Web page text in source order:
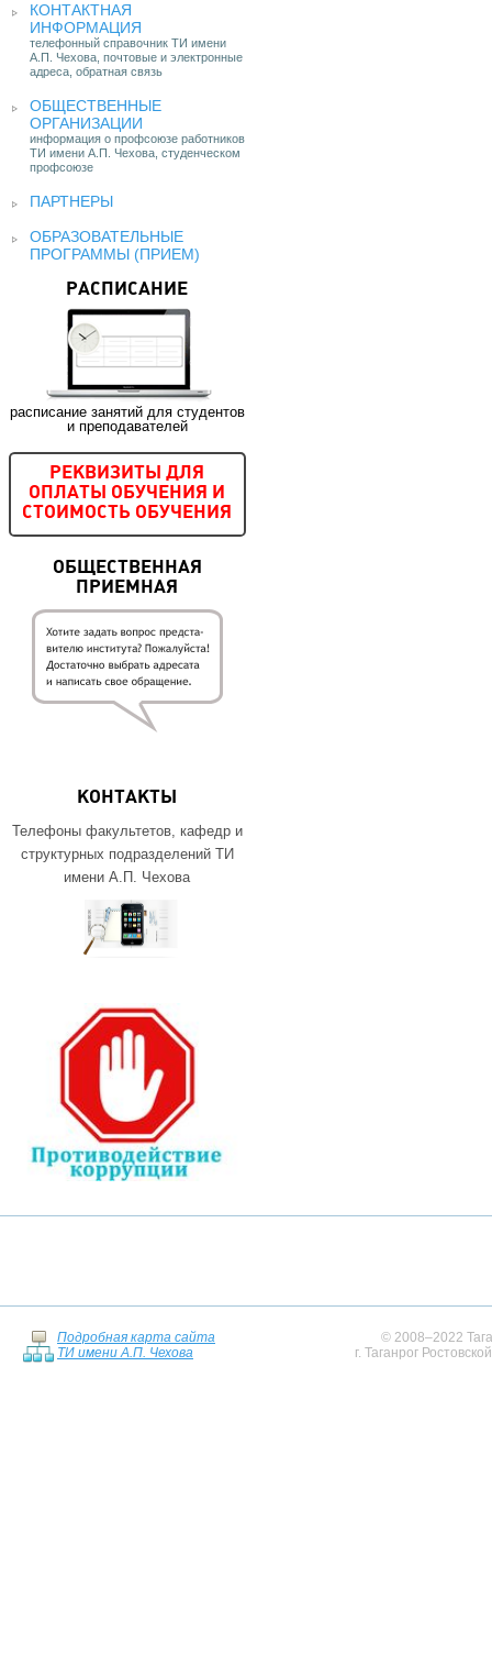
КОНТАКТНАЯ
ИНФОРМАЦИЯ
телефонный справочник ТИ имени
А.П. Чехова, почтовые и электронные
адреса, обратная связь
ОБЩЕСТВЕННЫЕ
ОРГАНИЗАЦИИ
информация о профсоюзе работников
ТИ имени А.П. Чехова, студенческом
профсоюзе
ПАРТНЕРЫ
ОБРАЗОВАТЕЛЬНЫЕ
ПРОГРАММЫ (ПРИЕМ)
РАСПИСАНИЕ
расписание занятий для студентов
и преподавателей
РЕКВИЗИТЫ ДЛЯ
ОПЛАТЫ ОБУЧЕНИЯ И
СТОИМОСТЬ ОБУЧЕНИЯ
ОБЩЕСТВЕННАЯ
ПРИЕМНАЯ
КОНТАКТЫ
Телефоны факультетов, кафедр и
структурных подразделений ТИ
имени А.П. Чехова
Подробная карта сайта
ТИ имени А.П. Чехова
© 2008–2022
г. Таганрог